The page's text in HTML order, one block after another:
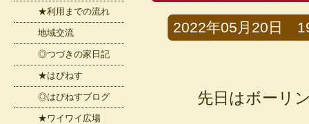
2022年05月20日
先日はボーリ
★利用までの流れ
地域交流
◎つづきの家日記
★はぴねす
◎はぴねすブログ
★ワイワイ広場